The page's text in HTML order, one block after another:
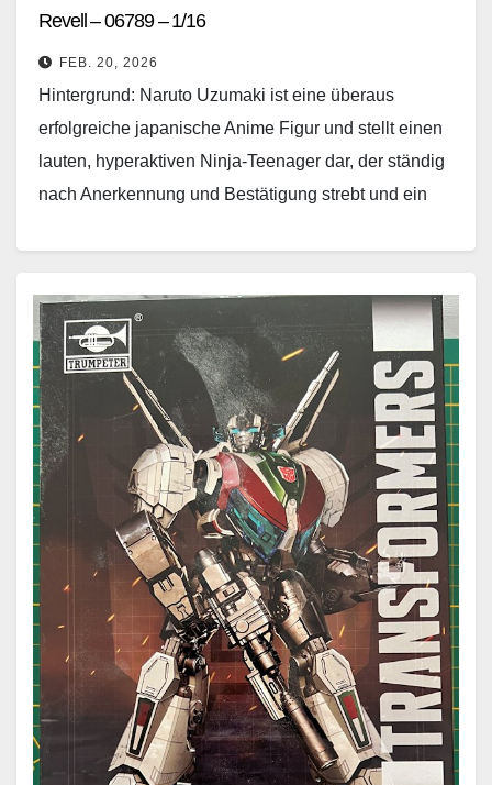
Revell – 06789 – 1/16
FEB. 20, 2026
Hintergrund: Naruto Uzumaki ist eine überaus
erfolgreiche japanische Anime Figur und stellt einen
lauten, hyperaktiven Ninja-Teenager dar, der ständig
nach Anerkennung und Bestätigung strebt und ein